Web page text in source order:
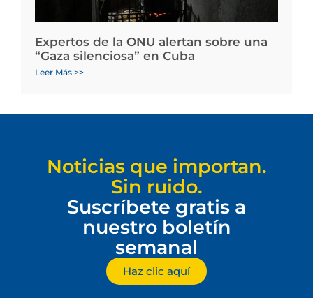
Expertos de la ONU alertan sobre una
“Gaza silenciosa” en Cuba
Leer Más >>
Noticias que importan.
Sin ruido.
Suscríbete gratis a
nuestro boletín
semanal
Haz clic aquí